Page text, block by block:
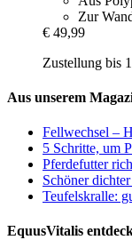
Zur
€ 49,99
Zustellung bis
Aus unserem
Fellwechsel –
5 Schritte, um
Pferdefutter
Schöner
Teufelskralle:
EquusVitalis